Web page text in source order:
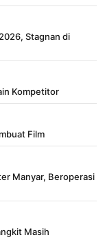
Stagnan di
Kompetitor
Film
Manyar, Beroperasi
Masih